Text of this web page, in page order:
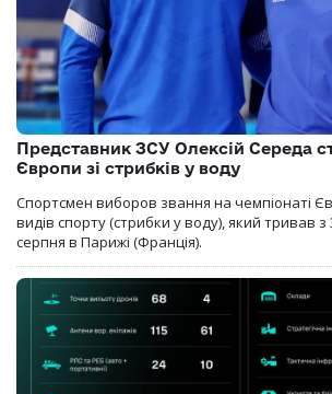
Представник ЗСУ Олексій Середа
Європи зі стрибків у воду
Спортсмен виборов звання на чемпіонаті
видів спорту (стрибки у воду), який тривав з
серпня в Парижі (Франція).